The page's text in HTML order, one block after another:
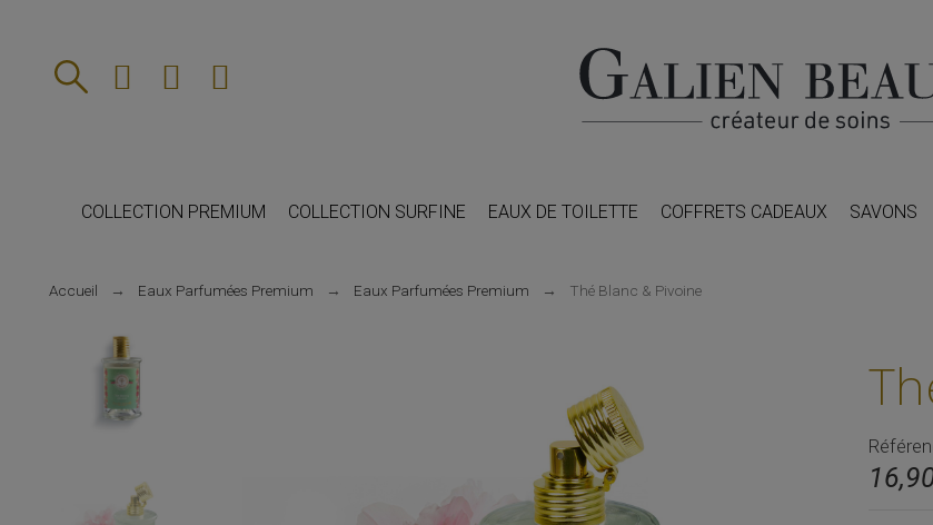
COLLECTION PREMIUM COLLECTION SURFINE EAUX DE TOILETTE COFFRETS CADEAUX SAVONS
Accueil Eaux Parfumées Premium Eaux Parfumées Premium Thé Blanc & Pivoine